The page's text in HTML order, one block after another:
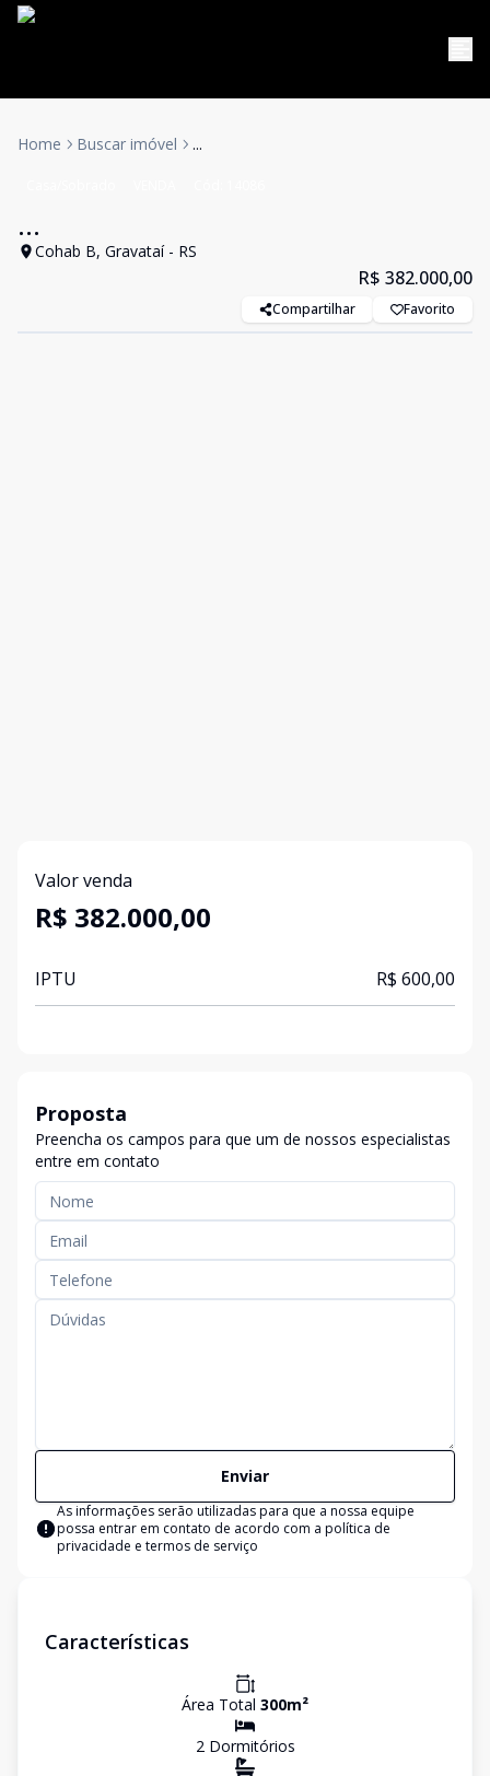
Home Buscar imóvel ...
...
Cohab B, Gravataí - RS
R$ 382.000,00
Compartilhar Favorito
Valor venda
R$ 382.000,00
IPTU R$ 600,00
Proposta
Preencha os campos para que um de nossos especialistas
entre em contato
Enviar
As informações serão utilizadas para que a nossa equipe
possa entrar em contato de acordo com a política de
privacidade e termos de serviço
Características
Área Total 300m²
2Dormitórios